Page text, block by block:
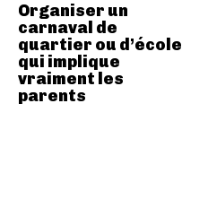
Organiser un
carnaval de
quartier ou d’école
qui implique
vraiment les
parents